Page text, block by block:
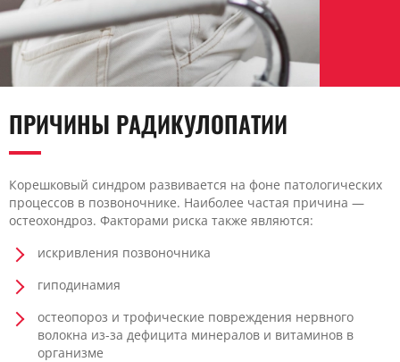
ПРИЧИНЫ РАДИКУЛОПАТИИ
Корешковый синдром развивается на фоне патологических
процессов в позвоночнике. Наиболее частая причина —
остеохондроз. Факторами риска также являются:
искривления позвоночника
гиподинамия
остеопороз и трофические повреждения нервного
волокна из-за дефицита минералов и витаминов в
организме